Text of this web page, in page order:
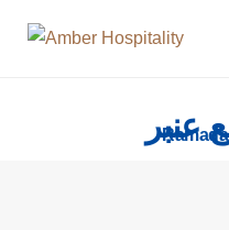
Amber Hospitality
عنبر